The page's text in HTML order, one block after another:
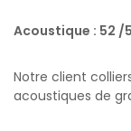
Acoustique : 52 /
Notre client
acoustiques de